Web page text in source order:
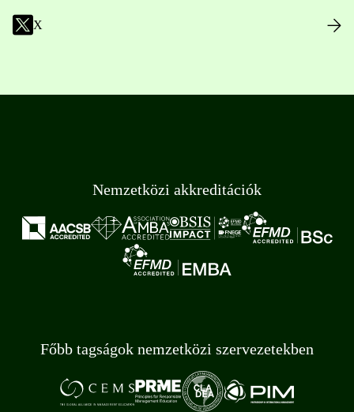
X
Nemzetközi akkreditációk
Főbb tagságok nemzetközi szervezetekben